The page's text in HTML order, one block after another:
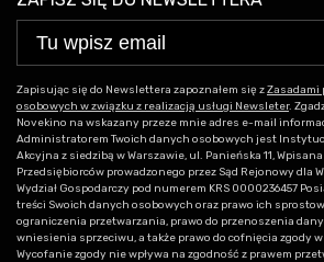
Zapisując się do Newslettera zapoznałem się zZasadami
osobowych w związku z realizacją usługi Newsleter.
Novekino na wskazany przeze mnie adres e-mail
Administratorem Twoich danych osobowych jest
Akcyjna z siedzibą w Warszawie, ul. Panieńska 11,
Przedsiębiorców prowadzonego przez Sąd Rejonowy dla
Wydział Gospodarczy pod numerem KRS 0000236457
treści Swoich danych osobowych oraz prawo ich
ograniczenia przetwarzania, prawo do przenoszenia
wniesienia sprzeciwu, a także prawo do cofnięcia zgody
Wycofanie zgody nie wpływa na zgodność z prawem